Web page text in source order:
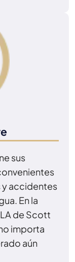
sus
y accidentes
En la
de Scott
importa
aún